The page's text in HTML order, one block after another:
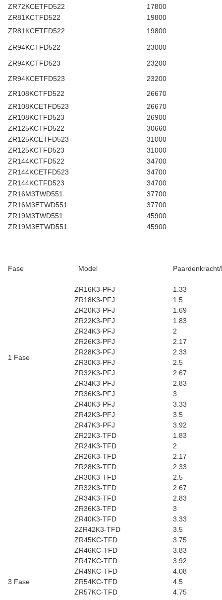
ZR72KCETFD522
17800
ZR81KCTFD522
19800
ZR81KCETFD522
19800
ZR94KCTFD522
23000
ZR94KCTFD523
23200
ZR94KCETFD523
23200
ZR108KCTFD522
26670
ZR108KCETFD523
26670
ZR108KCTFD523
26900
ZR125KCTFD522
30660
ZR125KCETFD523
31000
ZR125KCTFD523
31000
ZR144KCTFD522
34700
ZR144KCETFD523
34700
ZR144KCTFD523
34700
ZR16M3TWD551
37700
ZR16M3ETWD551
37700
ZR19M3TWD551
45900
ZR19M3ETWD551
45900
Fase Model Paardenkracht/
1 Fase
ZR16K3-PFJ
1.33
ZR18K3-PFJ
1.5
ZR20K3-PFJ
1.69
ZR22K3-PFJ
1.83
ZR24K3-PFJ
2
ZR26K3-PFJ
2.17
ZR28K3-PFJ
2.33
ZR30K3-PFJ
2.5
ZR32K3-PFJ
2.67
ZR34K3-PFJ
2.83
ZR36K3-PFJ
3
ZR40K3-PFJ
3.33
ZR42K3-PFJ
3.5
ZR47K3-PFJ
3.92
3 Fase
ZR22K3-TFD
1.83
ZR24K3-TFD
2
ZR26K3-TFD
2.17
ZR28K3-TFD
2.33
ZR30K3-TFD
2.5
ZR32K3-TFD
2.67
ZR34K3-TFD
2.83
ZR36K3-TFD
3
ZR40K3-TFD
3.33
2ZR42K3-TFD
3.5
ZR45KC-TFD
3.75
ZR46KC-TFD
3.83
ZR47KC-TFD
3.92
ZR49KC-TFD
4.08
ZR54KC-TFD
4.5
ZR57KC-TFD
4.75